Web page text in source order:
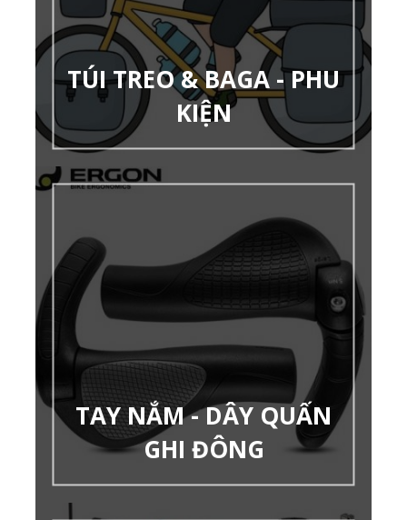
TÚI TREO & BAGA - PHU
KIỆN
TAY NẮM - DÂY QUẤN
GHI ĐÔNG